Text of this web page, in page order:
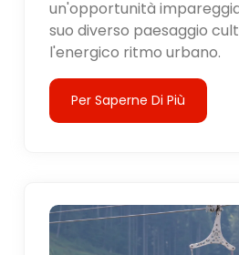
un'opportunità
suo diverso paesaggio
l'energico ritmo urbano.
Per Saperne Di Più